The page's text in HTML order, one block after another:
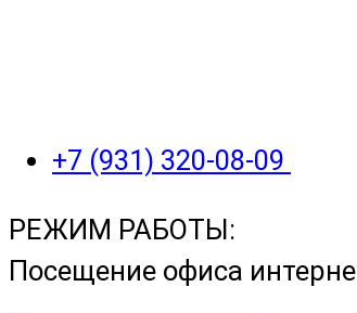
+7 (931) 320-08-09
РЕЖИМ РАБОТЫ:
Посещение офиса